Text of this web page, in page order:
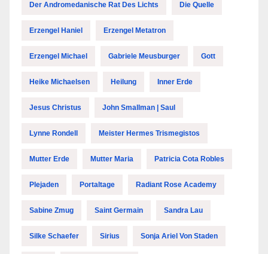
Der Andromedanische Rat Des Lichts Die Quelle
Erzengel Haniel Erzengel Metatron
Erzengel Michael Gabriele Meusburger Gott
Heike Michaelsen Heilung Inner Erde
Jesus Christus John Smallman | Saul
Lynne Rondell Meister Hermes Trismegistos
Mutter Erde Mutter Maria Patricia Cota Robles
Plejaden Portaltage Radiant Rose Academy
Sabine Zmug Saint Germain Sandra Lau
Silke Schaefer Sirius Sonja Ariel Von Staden